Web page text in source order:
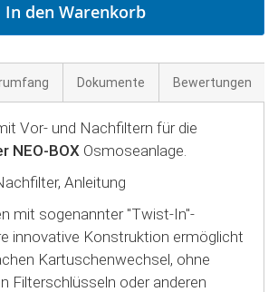
In den Warenkorb
Dokumente Bewertungen
Vor- und Nachfiltern für die
NEO-BOX Osmoseanlage.
Anleitung
mit sogenannter "Twist-In"-
innovative Konstruktion ermöglicht
Kartuschenwechsel, ohne
Filterschlüsseln oder anderen